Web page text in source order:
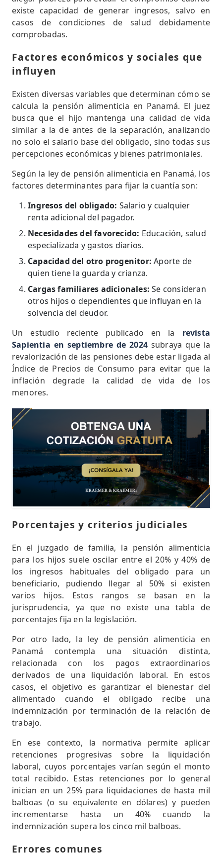
existe capacidad de generar ingresos, salvo en
casos de condiciones de salud debidamente
comprobadas.
Factores económicos y sociales que
influyen
Existen diversas variables que determinan cómo se
calcula la pensión alimenticia en Panamá. El juez
busca que el hijo mantenga una calidad de vida
similar a la de antes de la separación, analizando
no solo el salario base del obligado, sino todas sus
percepciones económicas y bienes patrimoniales.
Según la ley de pensión alimenticia en Panamá, los
factores determinantes para fijar la cuantía son:
Ingresos del obligado: Salario y cualquier
renta adicional del pagador.
Necesidades del favorecido: Educación, salud
especializada y gastos diarios.
Capacidad del otro progenitor: Aporte de
quien tiene la guarda y crianza.
Cargas familiares adicionales: Se consideran
otros hijos o dependientes que influyan en la
solvencia del deudor.
Un estudio reciente publicado en la revista
Sapientia en septiembre de 2024subraya que la
revalorización de las pensiones debe estar ligada al
Índice de Precios de Consumo para evitar que la
inflación degrade la calidad de vida de los
menores.
Porcentajes y criterios judiciales
En el juzgado de familia, la pensión alimenticia
para los hijos suele oscilar entre el 20% y 40% de
los ingresos habituales del obligado para un
beneficiario, pudiendo llegar al 50% si existen
varios hijos. Estos rangos se basan en la
jurisprudencia, ya que no existe una tabla de
porcentajes fija en la legislación.
Por otro lado, la ley de pensión alimenticia en
Panamá contempla una situación distinta,
relacionada con los pagos extraordinarios
derivados de una liquidación laboral. En estos
casos, el objetivo es garantizar el bienestar del
alimentado cuando el obligado recibe una
indemnización por terminación de la relación de
trabajo.
En ese contexto, la normativa permite aplicar
retenciones progresivas sobre la liquidación
laboral, cuyos porcentajes varían según el monto
total recibido. Estas retenciones por lo general
inician en un 25% para liquidaciones de hasta mil
balboas (o su equivalente en dólares) y pueden
incrementarse hasta un 40% cuando la
indemnización supera los cinco mil balboas.
Errores comunes